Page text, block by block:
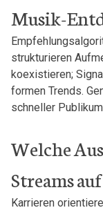
Musik-
strukturieren
koexistieren;
formen Trends.
schneller
Welche‍
⁤Streams
Karrieren⁣